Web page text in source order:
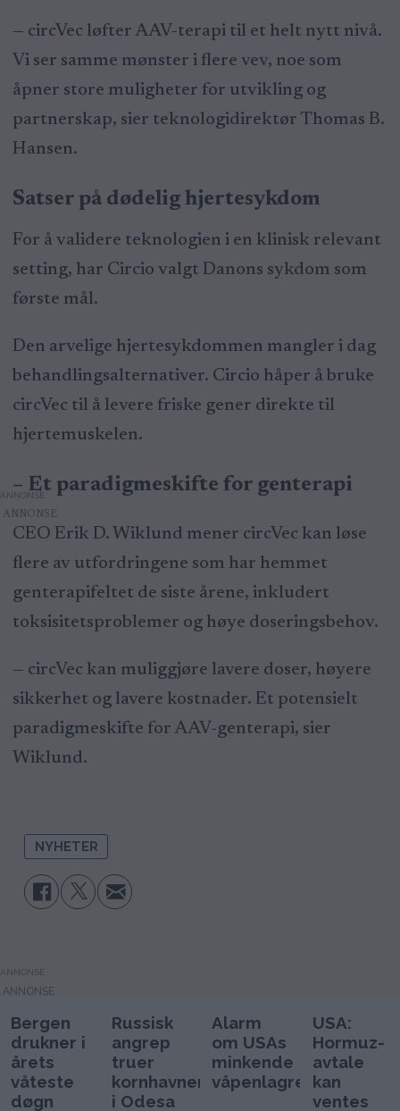
— circVec løfter AAV-terapi til et helt nytt nivå.
Vi ser samme mønster i flere vev, noe som
åpner store muligheter for utvikling og
partnerskap, sier teknologidirektør Thomas B.
Hansen.
Satser på dødelig hjertesykdom
For å validere teknologien i en klinisk relevant
setting, har Circio valgt Danons sykdom som
første mål.
Den arvelige hjertesykdommen mangler i dag
behandlingsalternativer. Circio håper å bruke
circVec til å levere friske gener direkte til
hjertemuskelen.
– Et paradigmeskifte for genterapi
ANNONSE
CEO Erik D. Wiklund mener circVec kan løse
flere av utfordringene som har hemmet
genterapifeltet de siste årene, inkludert
toksisitetsproblemer og høye doseringsbehov.
— circVec kan muliggjøre lavere doser, høyere
sikkerhet og lavere kostnader. Et potensielt
paradigmeskifte for AAV-genterapi, sier
Wiklund.
NYHETER
ANNONSE
Bergen
drukner i
årets
våteste
døgn
Russisk
angrep
truer
kornhavnen
i Odesa
Alarm
om USAs
minkende
våpenlagre
USA:
Hormuz-
avtale
kan
ventes